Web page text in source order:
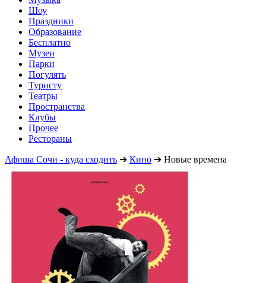
Шоу
Праздники
Образование
Бесплатно
Музеи
Парки
Погулять
Туристу
Театры
Пространства
Клубы
Прочее
Рестораны
Афиша Сочи - куда сходить ➔ Кино ➔ Новые времена